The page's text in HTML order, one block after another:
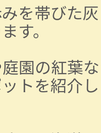
を帯びた灰
す。
園の紅葉な
トを紹介し